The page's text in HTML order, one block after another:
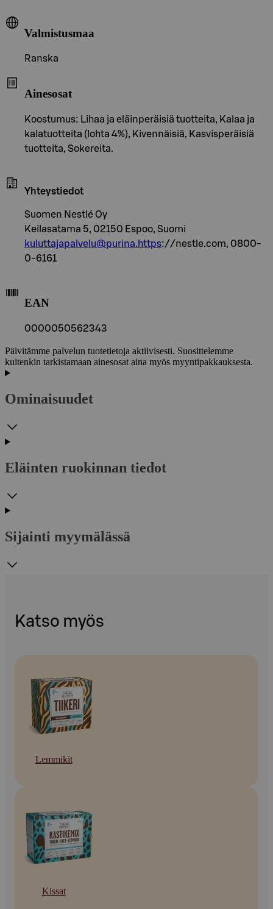
Valmistusmaa
Ranska
Ainesosat
Koostumus: Lihaa ja eläinperäisiä tuotteita, Kalaa ja
kalatuotteita (lohta 4%), Kivennäisiä, Kasvisperäisiä
tuotteita, Sokereita.
Yhteystiedot
Suomen Nestlé Oy
Keilasatama 5, 02150 Espoo, Suomi
kuluttajapalvelu@purina.https://nestle.com, 0800-
0-6161
EAN
0000050562343
Päivitämme palvelun tuotetietoja aktiivisesti. Suosittelemme
kuitenkin tarkistamaan ainesosat aina myös myyntipakkauksesta.
Ominaisuudet
Eläinten ruokinnan tiedot
Sijainti myymälässä
Katso myös
Lemmikit
Kissat